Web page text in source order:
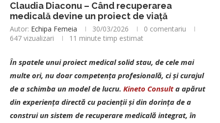
Claudia Diaconu – Când recuperarea
medicală devine un proiect de viață
Autor: Echipa Femeia 30/03/2026
0 comentariu
647 vizualizari 11 minute timp estimat
În spatele unui proiect medical solid stau, de cele mai
multe ori, nu doar competenț­a profesională, ci și curajul
de a schimba un model de lucru. Kineto Consulta apărut
din experienț­a directă cu pacienț­ii și din dorin­ța de a
construi un sistem de recuperare medicală integrat, în